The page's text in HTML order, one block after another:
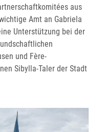
aus
Amt an Gabriela
Unterstützung bei der
und Fère-
Sibylla-Taler der Stadt